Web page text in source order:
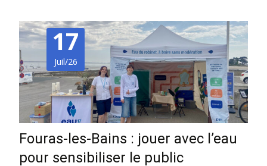
17
Juil/26
Fouras-les-Bains : jouer avec l’eau
pour sensibiliser le public